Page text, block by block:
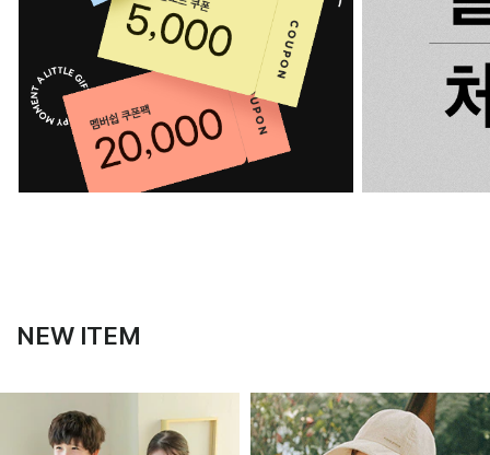
NEW ITEM